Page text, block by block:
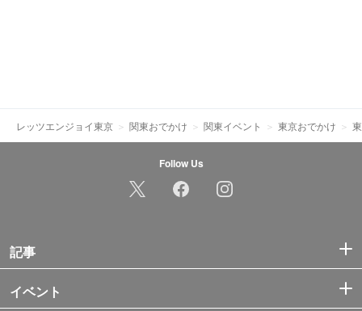
レッツエンジョイ東京 関東おでかけ 関東イベント 東京おでかけ
Follow Us
記事
イベント